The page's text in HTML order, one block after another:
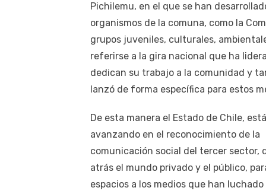
Pichilemu, en el que se han
organismos de la comuna, como la
grupos juveniles, culturales,
referirse a la gira nacional que ha
dedican su trabajo a la comunidad y
lanzó de forma específica para estos
De esta manera el Estado de Chile, está
avanzando en el reconocimiento de la
comunicación social del tercer sector,
atrás el mundo privado y el público,
espacios a los medios que han luchado